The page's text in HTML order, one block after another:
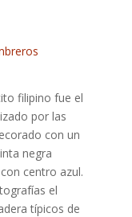
filipino fue el
por las
con un
negra
centro azul.
el
típicos de